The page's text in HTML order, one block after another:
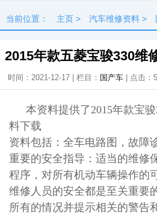
当前位置： 主页 > 汽车维修资料 >
2015年款五菱宝骏330维
时间：2021-12-17 | 栏目： 国产车 | 点击：
本资料提供了2015年款宝
料下载
资料包括：全车电路图，故障
重要的安全指导：适当的维修
程序，对所有机动车辆操作的
维修人员的安全都是至关重要
所有的情况并提示相关的警告